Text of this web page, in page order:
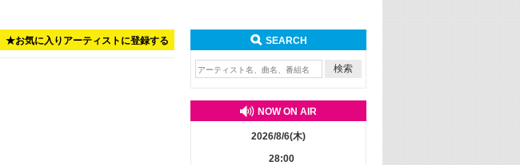
★お気に入りアーティストに登録する SEARCH
NOW ON AIR
2026/8/6(木)
28:00